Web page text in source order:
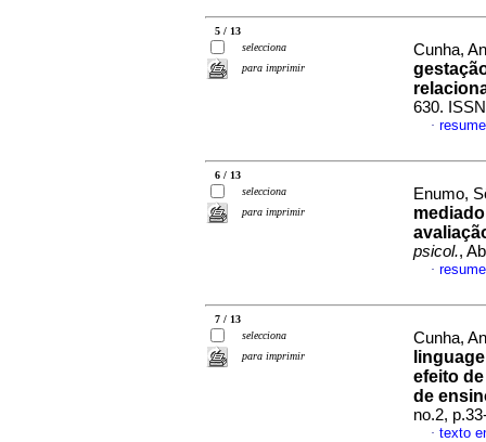
5 / 13
selecciona
para imprimir
Cunha,
630.
·
6 / 13
selecciona
para imprimir
Enumo,
psicol.,
·
7 / 13
selecciona
para imprimir
Cunha,
efeito
de
no.2,
· texto